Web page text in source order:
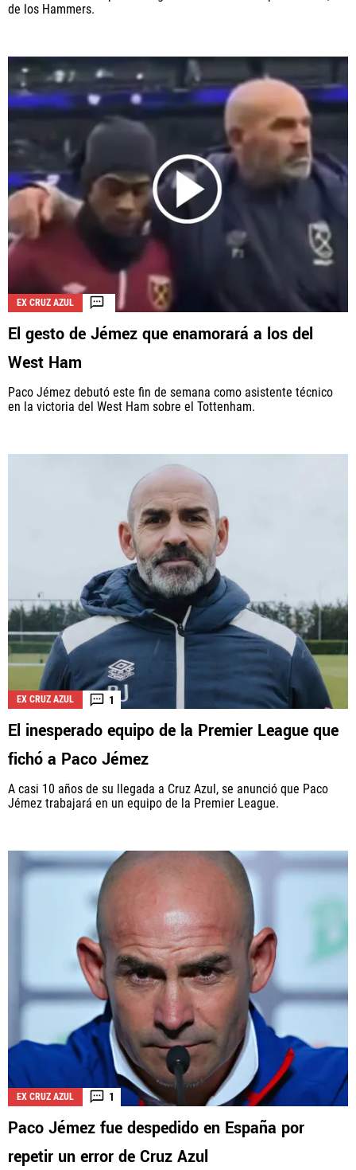
de los Hammers.
EX CRUZ AZUL
El gesto de Jémez que enamorará a los del
West Ham
Paco Jémez debutó este fin de semana como asistente técnico
en la victoria del West Ham sobre el Tottenham.
EX CRUZ AZUL 1
El inesperado equipo de la Premier League que
fichó a Paco Jémez
A casi 10 años de su llegada a Cruz Azul, se anunció que Paco
Jémez trabajará en un equipo de la Premier League.
EX CRUZ AZUL 1
Paco Jémez fue despedido en España por
repetir un error de Cruz Azul